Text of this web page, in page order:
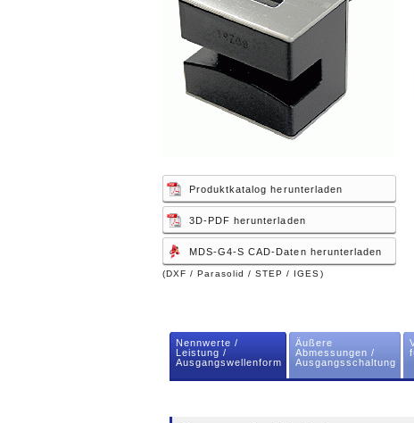
Produktkatalog herunterladen
3D-PDF herunterladen
MDS-G4-S CAD-Daten herunterladen
(DXF / Parasolid / STEP / IGES)
Nennwerte /
Leistung /
Ausgangswellenform
Äußere
Abmessungen /
Ausgangsschaltung